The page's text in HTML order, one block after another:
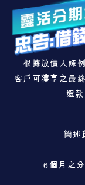
根據放債人條
客戶可獲享之最
還
簡述
6個月之